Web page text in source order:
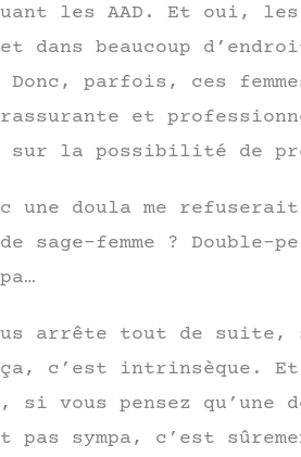
les AAD. Et oui, les
dans beaucoup
Donc, parfois, ces
et
sur la possibilité de
une doula me
sage-femme ? Double-
arrête tout de suite,
ça, c’est intrinsèque.
si vous pensez
pas sympa, c’est